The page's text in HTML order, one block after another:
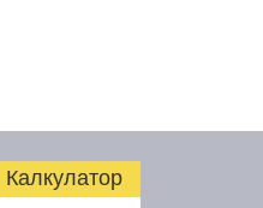
Калкулатор